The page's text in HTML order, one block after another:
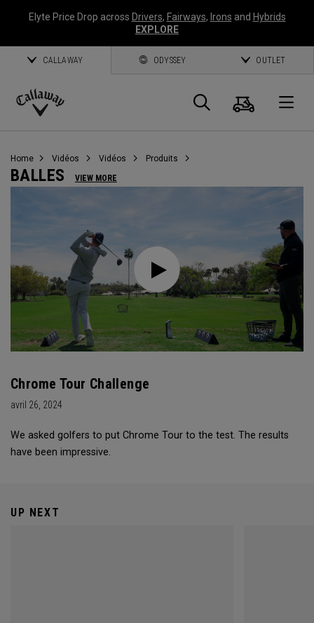
Elyte Price Drop across Drivers, Fairways, Irons and Hybrids
EXPLORE
CALLAWAY ODYSSEY OUTLET
Callaway
Panier
Home Vidéos Vidéos Produits
BALLES VIEW MORE
Chrome Tour Challenge
avril 26, 2024
We asked golfers to put Chrome Tour to the test. The results
have been impressive.
UP NEXT